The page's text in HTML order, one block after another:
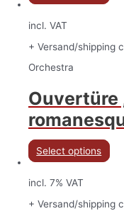
incl. VAT
+ Versand/shipping
Orchestra
Ouvertüre
Select options
incl. 7% VAT
+ Versand/shipping